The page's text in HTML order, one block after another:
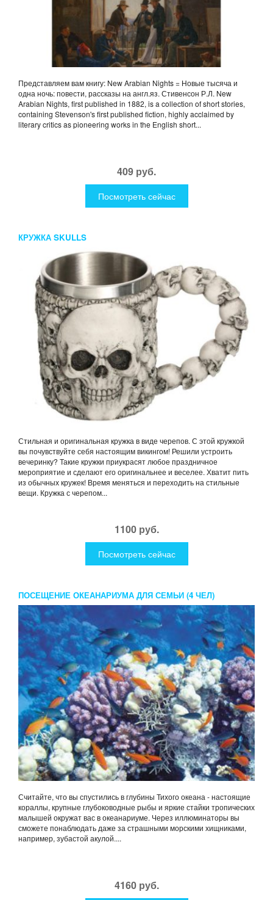
Представляем вам книгу: New Arabian Nights = Новые тысяча и
одна ночь: повести, рассказы на англ.яз. Стивенсон Р.Л. New
Arabian Nights, first published in 1882, is a collection of short stories,
containing Stevenson's first published fiction, highly acclaimed by
literary critics as pioneering works in the English short...
409 руб.
Посмотреть сейчас
КРУЖКА SKULLS
Стильная и оригинальная кружка в виде черепов. С этой кружкой
вы почувствуйте себя настоящим викингом! Решили устроить
вечеринку? Такие кружки приукрасят любое праздничное
мероприятие и сделают его оригинальнее и веселее. Хватит пить
из обычных кружек! Время меняться и переходить на стильные
вещи. Кружка с черепом...
1100 руб.
Посмотреть сейчас
ПОСЕЩЕНИЕ ОКЕАНАРИУМА ДЛЯ СЕМЬИ (4 ЧЕЛ)
Считайте, что вы спустились в глубины Тихого океана - настоящие
кораллы, крупные глубоководные рыбы и яркие стайки тропических
малышей окружат вас в океанариуме. Через иллюминаторы вы
сможете понаблюдать даже за страшными морскими хищниками,
например, зубастой акулой....
4160 руб.